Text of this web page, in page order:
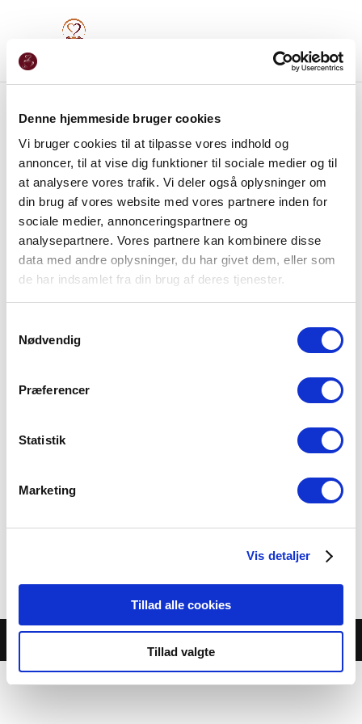
Denne hjemmeside bruger cookies
Vi bruger cookies til at tilpasse vores indhold og
annoncer, til at vise dig funktioner til sociale medier og til
at analysere vores trafik. Vi deler også oplysninger om
din brug af vores website med vores partnere inden for
sociale medier, annonceringspartnere og
analysepartnere. Vores partnere kan kombinere disse
data med andre oplysninger, du har givet dem, eller som
de har indsamlet fra din brug af deres tjenester.
Nødvendig
Præferencer
Statistik
Marketing
Vis detaljer
Tillad alle cookies
Tillad valgte
Frugtspyd, melon, ananas,
Category:Buffet-Desserter